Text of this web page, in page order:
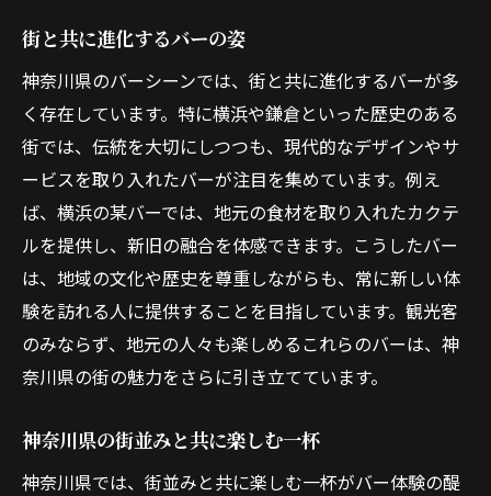
街と共に進化するバーの姿
神奈川県のバーシーンでは、街と共に進化するバーが多
く存在しています。特に横浜や鎌倉といった歴史のある
街では、伝統を大切にしつつも、現代的なデザインやサ
ービスを取り入れたバーが注目を集めています。例え
ば、横浜の某バーでは、地元の食材を取り入れたカクテ
ルを提供し、新旧の融合を体感できます。こうしたバー
は、地域の文化や歴史を尊重しながらも、常に新しい体
験を訪れる人に提供することを目指しています。観光客
のみならず、地元の人々も楽しめるこれらのバーは、神
奈川県の街の魅力をさらに引き立てています。
神奈川県の街並みと共に楽しむ一杯
神奈川県では、街並みと共に楽しむ一杯がバー体験の醍